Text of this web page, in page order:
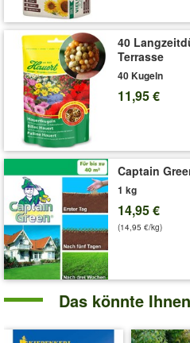
Liefergröße:1 Beutel, 100 g
40
Terrasse
40 Kugeln
11,95 €
Captain
1 kg
14,95 €
(14,95 €/kg)
Das könnte